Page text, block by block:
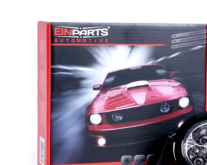
Товары для технического
обслуживания автомобиля
Автохимия, дитейлинг, поклейка
Освещение и аксессуары для
мотоциклов и велосипедов
Сервис
Ремонт и восстановление
автомобильных фар
Полировка фар